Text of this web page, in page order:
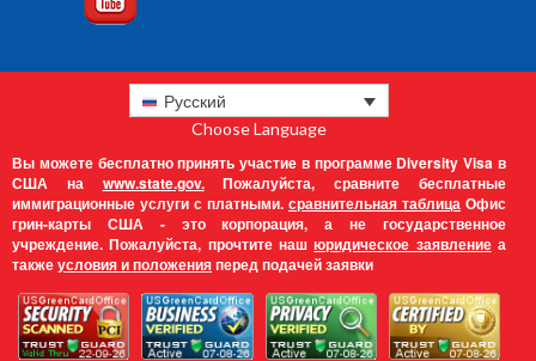
Русский
Choose Language
Вы можете бесплатно принять участие в программе Diversity Visa в
США на www.state.gov.Пожалуйста, сравните бесплатные
иммиграционные услуги с платными. сравнительная таблица Офис
грин-карты США - это корпорация, а не государственное
учреждение. Пожалуйста, прочтите нашюридическое заявлениеа
такжеусловия и положенияперед подачей заявки